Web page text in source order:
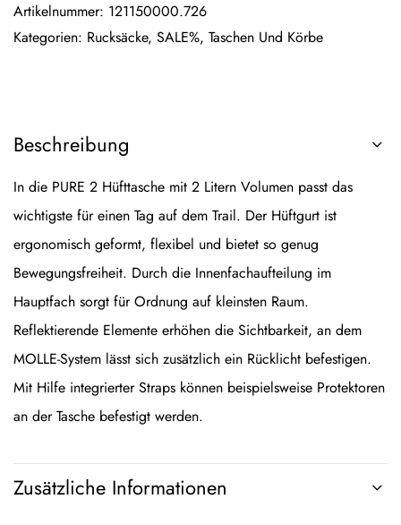
Artikelnummer: 121150000.726
Kategorien: Rucksäcke, SALE%, Taschen Und Körbe
Beschreibung
In die PURE 2 Hüfttasche mit 2 Litern Volumen passt das
wichtigste für einen Tag auf dem Trail. Der Hüftgurt ist
ergonomisch geformt, flexibel und bietet so genug
Bewegungsfreiheit. Durch die Innenfachaufteilung im
Hauptfach sorgt für Ordnung auf kleinsten Raum.
Reflektierende Elemente erhöhen die Sichtbarkeit, an dem
MOLLE-System lässt sich zusätzlich ein Rücklicht befestigen.
Mit Hilfe integrierter Straps können beispielsweise Protektoren
an der Tasche befestigt werden.
Zusätzliche Informationen